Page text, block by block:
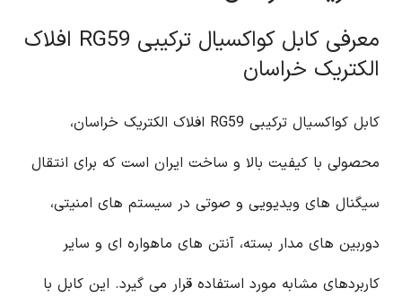
معرفی کابل کواکسیال ترکیبی RG59 افلاک
الکتریک خراسان
کابل کواکسیال ترکیبی RG59 افلاک الکتریک خراسان،
محصولی با کیفیت بالا و ساخت ایران است که برای انتقال
سیگنال های ویدیویی و صوتی در سیستم های امنیتی،
دوربین های مدار بسته، آنتن های ماهواره ای و سایر
کاربردهای مشابه مورد استفاده قرار می گیرد. این کابل با